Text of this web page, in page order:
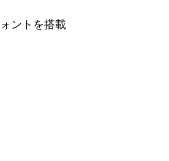
ントを搭載